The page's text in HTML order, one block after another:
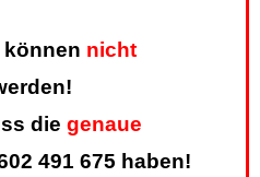
können nicht
die genaue
491 675 haben!